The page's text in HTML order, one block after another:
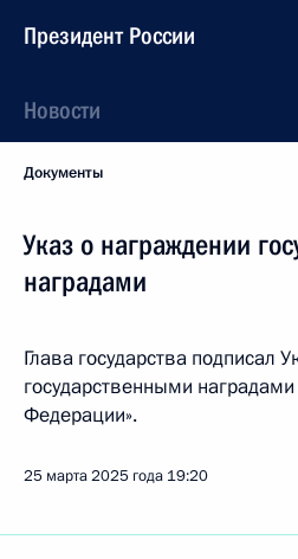
Президент России
Новости
Документы
Указ о награждении
наградами
Глава государства подписал
государственными
Федерации».
25 марта 2025 года 19:20